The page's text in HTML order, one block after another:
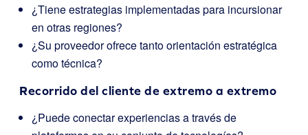
¿Tiene estrategias implementadas para incursionar
en otras regiones?
¿Su proveedor ofrece tanto orientación estratégica
como técnica?
Recorrido del cliente de extremo a extremo
¿Puede conectar experiencias a través de